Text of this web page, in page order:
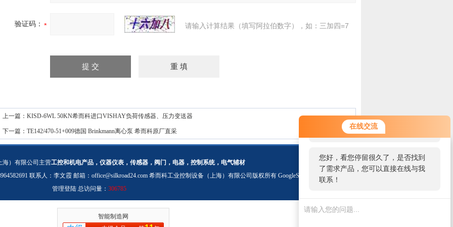
在线交流
您好！欢迎前来咨询，很高兴为您
服务，请问您要咨询什么问题呢？
您好，看您停留很久了，是否找到
了需求产品，您可以直接在线与我
联系！
验证码： 请输入计算结果（填写阿拉伯数字），如：三加四=7
上一篇： KISD-6WL 50KN希而科进口VISHAY负荷传感器、压力变送器
下一篇： TE142/470-51+009德国 Brinkmann离心泵 希而科原厂直采
海）有限公司主营工控和机电产品，仪器仪表，传感器，阀门，电器，控制系统，电气辅材
联系人：李文霞 邮箱： office@silkroad24.com 希而科工业控制设备（上海）有限公司版权所有 GoogleSitemap
管理登陆 总访问量： 306785
智能制造网